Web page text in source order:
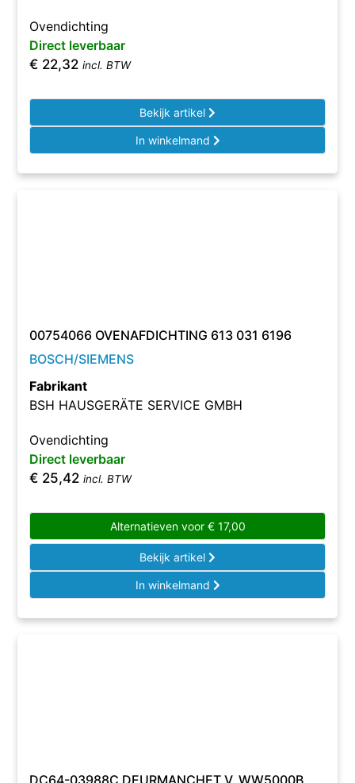
Ovendichting
Direct leverbaar
€ 22,32 incl. BTW
Bekijk artikel
In winkelmand
00754066 OVENAFDICHTING 613 031 6196
BOSCH/SIEMENS
Fabrikant
BSH HAUSGERÄTE SERVICE GMBH
Ovendichting
Direct leverbaar
€ 25,42 incl. BTW
Alternatieven voor €17,00
Bekijk artikel
In winkelmand
DC64-03988C DEURMANCHET V. WW5000B